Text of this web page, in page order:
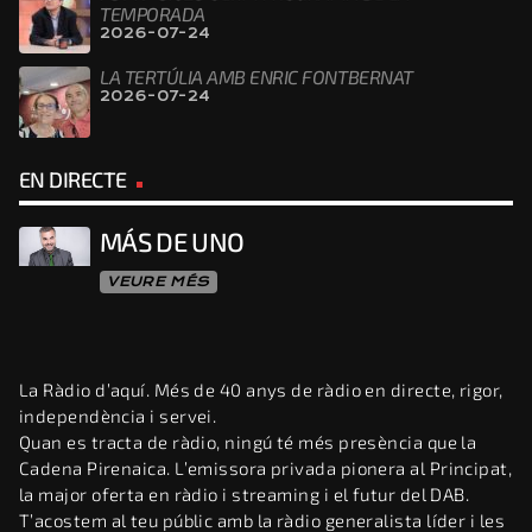
TEMPORADA
2026-07-24
LA TERTÚLIA AMB ENRIC FONTBERNAT
2026-07-24
EN DIRECTE
MÁS DE UNO
VEURE MÉS
La Ràdio d’aquí. Més de 40 anys de ràdio en directe, rigor,
independència i servei.
Quan es tracta de ràdio, ningú té més presència que la
Cadena Pirenaica. L’emissora privada pionera al Principat,
la major oferta en ràdio i streaming i el futur del DAB.
T’acostem al teu públic amb la ràdio generalista líder i les